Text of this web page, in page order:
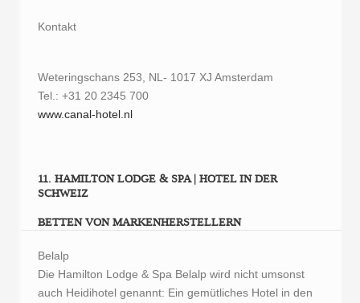
Kontakt
Weteringschans 253, NL- 1017 XJ Amsterdam
Tel.: +31 20 2345 700
www.canal-hotel.nl
11. HAMILTON LODGE & SPA | HOTEL IN DER
SCHWEIZ
BETTEN VON MARKENHERSTELLERN
Belalp
Die Hamilton Lodge & Spa Belalp wird nicht umsonst
auch Heidihotel genannt: Ein gemütliches Hotel in den